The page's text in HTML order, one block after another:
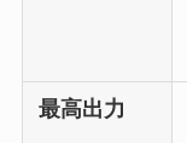
最高出力